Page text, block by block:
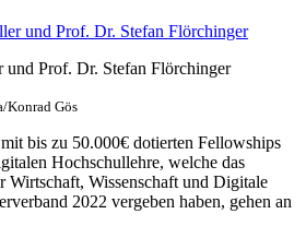
und Prof. Dr. Stefan Flörchinger
Konrad Gös
bis zu 50.000€ dotierten Fellowships
Hochschullehre, welche das
Wissenschaft und Digitale
2022 vergeben haben, gehen an